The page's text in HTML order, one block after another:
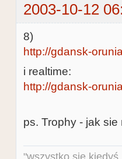
2003-10-12
8)
http://gdansk-
i realtime:
http://gdansk-
ps. Trophy - jak sie